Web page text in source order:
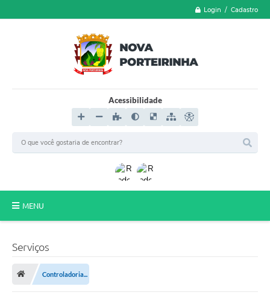
Login / Cadastro
Acessibilidade
MENU
A Cidade
Serviços
Controladoria...